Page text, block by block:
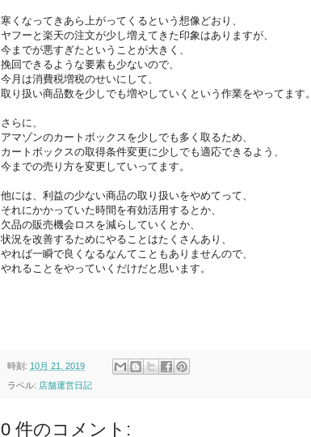
寒くなってきあら上がってくるという想像どおり、
ヤフーと楽天の注文が少し増えてきた印象はありますが、
今までが悪すぎたということが大きく、
挽回できるような要素も少ないので、
今月は消費税増税のせいにして、
取り扱い商品数を少しでも増やしていくという作業をやってます。
さらに、
アマゾンのカートボックスを少しでも多く取るため、
カートボックスの取得条件変更に少しでも適応できるよう、
今までの売り方を変更していってます。
他には、利益の少ない商品の取り扱いをやめてって、
それにかかっていた時間を有効活用するとか、
欠品の販売機会ロスを減らしていくとか、
状況を改善するためにやることはたくさんあり、
やれば一瞬で良くなるなんてこともありませんので、
やれることをやっていくだけだと思います。
時刻: 10月 21, 2019
ラベル: 店舗運営日記
0 件のコメント: